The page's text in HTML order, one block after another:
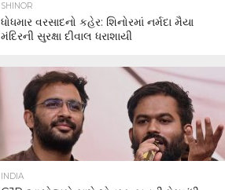
SHINOR
ધોધમાર વરસાદનો કહેર: શિનોરમાં નર્મદા મૈયા
મંદિરની સુરક્ષા દીવાલ ધરાશાયી
INDIA